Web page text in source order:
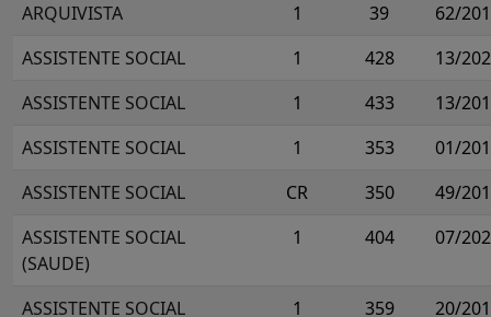
ARQUIVISTA
1 39
62/
ASSISTENTE SOCIAL
1 428
13/
ASSISTENTE SOCIAL
1 433
13/
ASSISTENTE SOCIAL
1 353
01/
ASSISTENTE SOCIAL
CR 350
49/
ASSISTENTE SOCIAL
(SAUDE)
1 404 07/
ASSISTENTE SOCIAL
1 359 20/